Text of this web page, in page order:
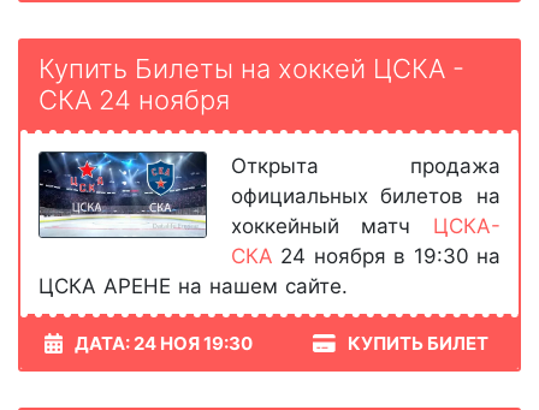
Купить Билеты на хоккей ЦСКА -
СКА 24 ноября
Открыта продажа
официальных билетов на
хоккейный матч ЦСКА-
СКА 24 ноября в 19:30 на
ЦСКА АРЕНЕ на нашем сайте.
ДАТА: 24 НОЯ 19:30 КУПИТЬ БИЛЕТ